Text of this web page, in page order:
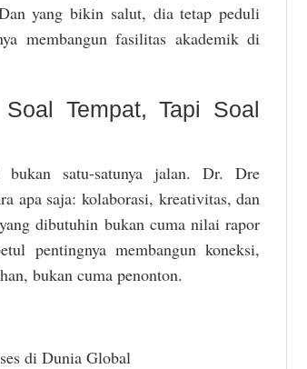
yang bikin salut, dia tetap peduli
membangun fasilitas akademik di
Tempat, Tapi Soal
satu-satunya jalan. Dr. Dre
apa saja: kolaborasi, kreativitas, dan
dibutuhin bukan cuma nilai rapor
pentingnya membangun koneksi,
bukan cuma penonton.
di Dunia Global